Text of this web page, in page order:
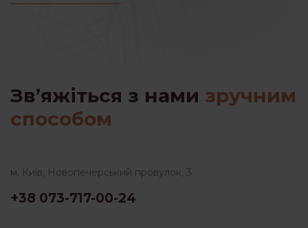
Зв’яжіться з нами зручним
способом
м. Київ, Новопечерський провулок, 3
+38 073-717-00-24